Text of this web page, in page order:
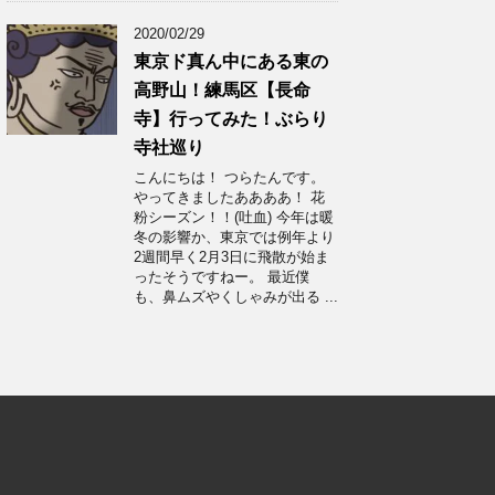
2020/02/29
東京ド真ん中にある東の
高野山！練馬区【長命
寺】行ってみた！ぶらり
寺社巡り
こんにちは！ つらたんです。
やってきましたああああ！ 花
粉シーズン！！(吐血) 今年は暖
冬の影響か、東京では例年より
2週間早く2月3日に飛散が始ま
ったそうですねー。 最近僕
も、鼻ムズやくしゃみが出る ...